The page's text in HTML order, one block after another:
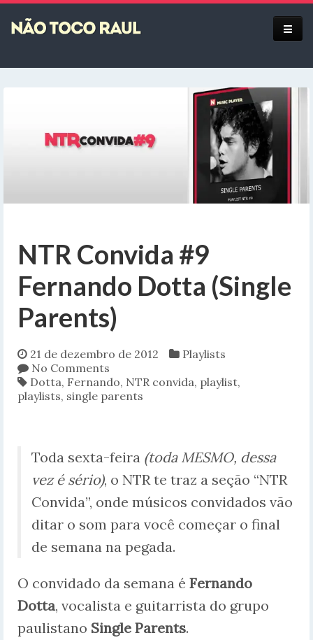
Equipe
NTR Convida #9
Fernando Dotta (Single
Parents)
21 de dezembro de 2012
Playlists
No Comments
Dotta, Fernando, NTR convida, playlist,
playlists, single parents
Toda sexta-feira (toda MESMO, dessa
vez é sério), o NTR te traz a seção “NTR
Convida”, onde músicos convidados vão
ditar o som para você começar o final
de semana na pegada.
O convidado da semana é Fernando
Dotta, vocalista e guitarrista do grupo
paulistano Single Parents.